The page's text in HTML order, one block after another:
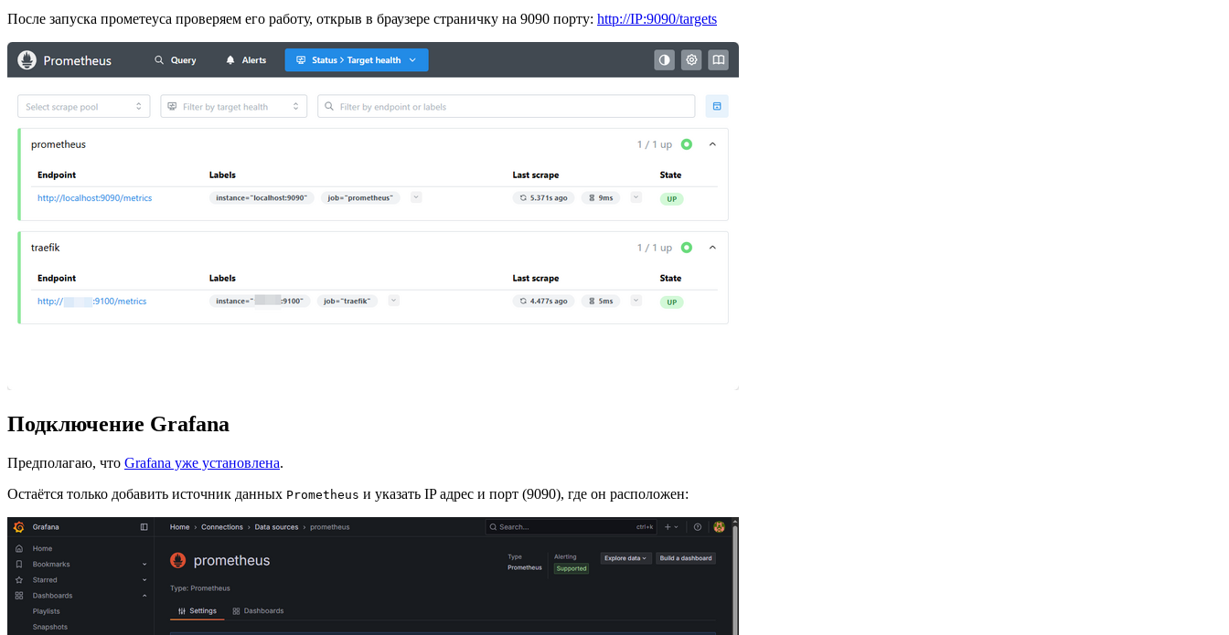
После запуска прометеуса проверяем его работу, открыв в браузере страничку на 9090 порту: http://IP:9090/targets
Подключение Grafana
Предполагаю, что Grafana уже установлена.
Остаётся только добавить источник данных Prometheus и указать IP адрес и порт (9090), где он расположен: